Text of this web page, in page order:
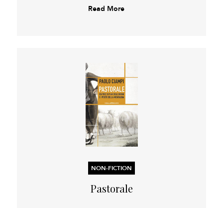
Read More
NON-FICTION
Pastorale